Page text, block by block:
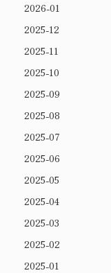
2026-01
2025-12
2025-11
2025-10
2025-09
2025-08
2025-07
2025-06
2025-05
2025-04
2025-03
2025-02
2025-01